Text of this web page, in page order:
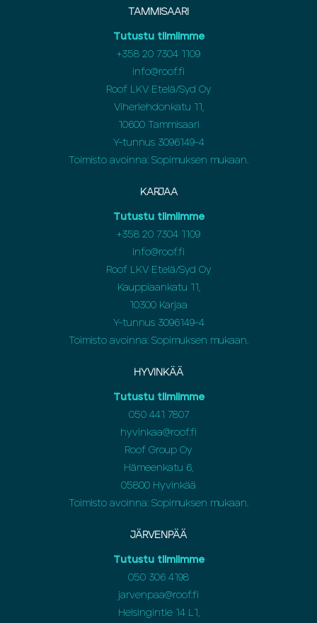
TAMMISAARI
Tutustu tiimiimme
+358 20 7304 1109
info@roof.fi
Roof LKV Etelä/Syd Oy
Viherlehdonkatu 11,
10600 Tammisaari
Y-tunnus 3096149-4
Toimisto avoinna: Sopimuksen mukaan.
KARJAA
Tutustu tiimiimme
+358 20 7304 1109
info@roof.fi
Roof LKV Etelä/Syd Oy
Kauppiaankatu 11,
10300 Karjaa
Y-tunnus 3096149-4
Toimisto avoinna: Sopimuksen mukaan.
HYVINKÄÄ
Tutustu tiimiimme
050 441 7807
hyvinkaa@roof.fi
Roof Group Oy
Hämeenkatu 6,
05800 Hyvinkää
Toimisto avoinna: Sopimuksen mukaan.
JÄRVENPÄÄ
Tutustu tiimiimme
050 306 4198
jarvenpaa@roof.fi
Helsingintie 14 L1,